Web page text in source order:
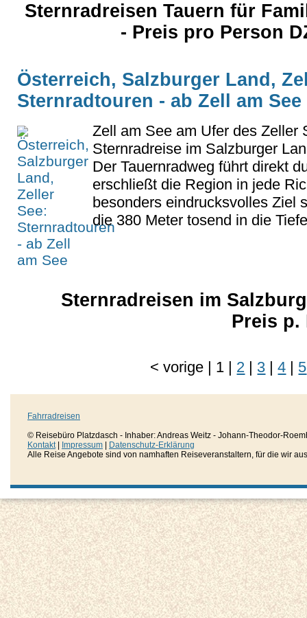
Sternradreisen Tauern für
- Preis pro Person
Österreich, Salzburger Land,
Sternradtouren - ab Zell am See
Zell am See am Ufer des Zeller
Sternradreise im Salzburger
Der Tauernradweg führt direkt
erschließt die Region in jede
besonders eindrucksvolles Ziel
die 380 Meter tosend in die
Sternradreisen im
Preis p.
<vorige | 1 | 2 | 3 | 4 | 5
Fahrradreisen
© Reisebüro Platzdasch - Inhaber: Andreas Weitz - Johann-Theodor-
Kontakt| Impressum
Datenschutz-Erklärung
Alle Reise Angebote sind von namhaften Reiseveranstaltern, für die wir